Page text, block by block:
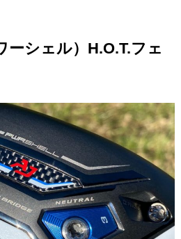
ーシェル）H.O.T.フェ